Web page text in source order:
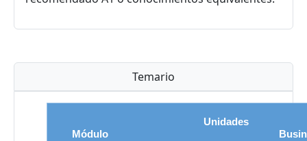
Temario
Módulo
Unidades